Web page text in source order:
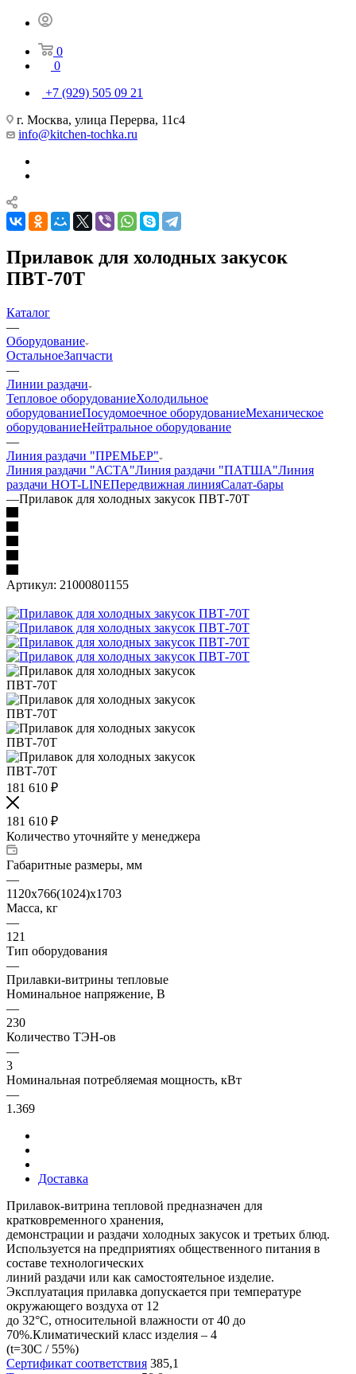
0
0
+7 (929) 505 09 21
г. Москва, улица Перерва, 11с4
info@kitchen-tochka.ru
Прилавок для холодных закусок
ПВТ-70Т
Каталог
—
Оборудование
ОстальноеЗапчасти
—
Линии раздачи
Тепловое оборудованиеХолодильное
оборудованиеПосудомоечное оборудованиеМеханическое
оборудованиеНейтральное оборудование
—
Линия раздачи "ПРЕМЬЕР"
Линия раздачи "АСТА"Линия раздачи "ПАТША"Линия
раздачи HOT-LINEПередвижная линияСалат-бары
—Прилавок для холодных закусок ПВТ-70Т
Артикул: 21000801155
181 610 ₽
181 610 ₽
Количество уточняйте у менеджера
Габаритные размеры, мм
—
1120x766(1024)x1703
Масса, кг
—
121
Тип оборудования
—
Прилавки-витрины тепловые
Номинальное напряжение, В
—
230
Количество ТЭН-ов
—
3
Номинальная потребляемая мощность, кВт
—
1.369
Доставка
Прилавок-витрина тепловой предназначен для
кратковременного хранения,
демонстрации и раздачи холодных закусок и третьих блюд.
Используется на предприятиях общественного питания в
составе технологических
линий раздачи или как самостоятельное изделие.
Эксплуатация прилавка допускается при температуре
окружающего воздуха от 12
до 32°С, относительной влажности от 40 до
70%.Климатический класс изделия – 4
(t=30С / 55%)
Сертификат соответствия 385,1